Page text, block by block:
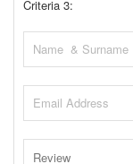
Criteria 3: